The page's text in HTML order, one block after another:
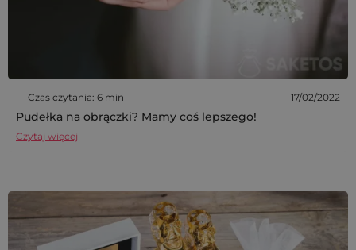
Czas czytania: 6 min 17/02/2022
Pudełka na obrączki? Mamy coś lepszego!
Czytaj więcej